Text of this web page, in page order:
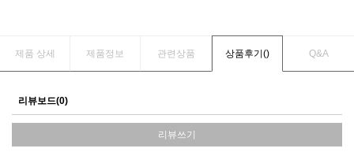
제품 상세 제품정보 관련상품 상품후기() Q&A
리뷰보드(0)
리뷰쓰기